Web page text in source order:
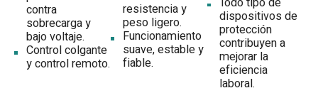
contra
sobrecarga y
bajo voltaje.
Control colgante
y control remoto.
resistencia y
peso ligero.
Funcionamiento
suave, estable y
fiable.
dispositivos de
protección
contribuyen a
mejorar la
eficiencia
laboral.